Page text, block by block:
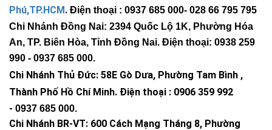
Phú,TP.HCM. Điện thoại : 0937 685 000- 028 66 795 795
Chi Nhánh Đồng Nai: 2394 Quốc Lộ 1K, Phường Hóa
An, TP. Biên Hòa, Tỉnh Đồng Nai. Điện thoại: 0938 259
990 - 0937 685 000.
Chi Nhánh Thủ Đức: 58E Gò Dưa, Phường Tam Bình ,
Thành Phố Hồ Chí Minh. Điện thoại : 0906 359 992
- 0937 685 000.
Chi Nhánh BR-VT: 600 Cách Mạng Tháng 8, Phường